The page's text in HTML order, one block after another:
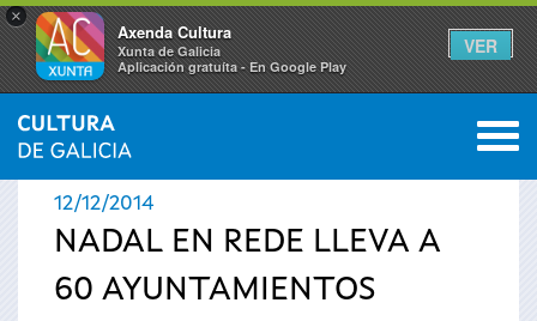
×
Axenda Cultura
Xunta de Galicia
Aplicación gratuíta - En Google Play
VER
Se
encuentra
usted
INICIO › ACTUALIDAD 0
12/12/2014
NADAL EN REDE LLEVA A
60 AYUNTAMIENTOS